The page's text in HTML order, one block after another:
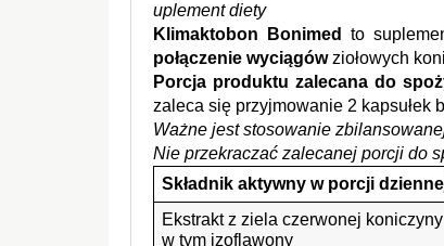
uplement diety
Klimaktobon Bonimed to
połączenie wyciągów ziołowych
Porcja produktu zalecana do
zaleca się przyjmowanie 2 kapsułek
Ważne jest stosowanie
Nie przekraczać zalecanej porcji do
Składnik aktywny w porcji
Ekstrakt z ziela czerwonej koniczyny
w tym izoflawony